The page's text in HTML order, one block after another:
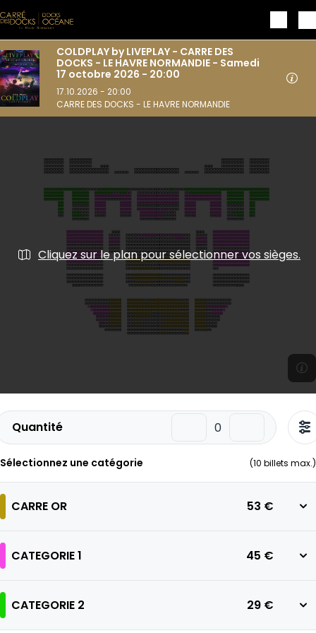
Aller au contenu principal
COLDPLAY by LIVEPLAY - CARRE DES
DOCKS - LE HAVRE NORMANDIE - Samedi
17 octobre 2026 - 20:00
17.10.2026 - 20:00
CARRE DES DOCKS - LE HAVRE NORMANDIE
Cliquez sur le plan pour sélectionner vos sièges.
Quantité
Sélectionnez une catégorie (10 billets max.)
CARRE OR 53 €
CATEGORIE 1 45 €
CATEGORIE 2 29 €